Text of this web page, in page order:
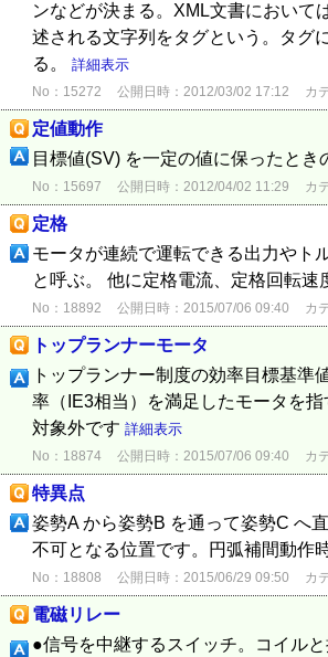
ンなどが決まる。XML文書において
述される文字列をタグという。タグ
る。 詳細表示
No：15272 公開日時：2012/03/02 17:12 カ
定値動作
目標値(SV) を一定の値に保ったとき
No：15697 公開日時：2012/04/02 11:29 カ
定格
モータが連続で運転できる出力やト
と呼ぶ。 他に定格電流、定格回転速
No：18892 公開日時：2015/07/06 09:40 カ
トップランナーモータ
トップランナー制度の効率目標基準
率（IE3相当）を満足したモータを
対象外です 詳細表示
No：18874 公開日時：2015/07/06 09:40 カ
特異点
姿勢A から姿勢B を通って姿勢C へ
不可となる位置です。円弧補間動作
No：18808 公開日時：2015/06/29 09:50 カ
電磁リレー
●信号を中継するスイッチ。コイル